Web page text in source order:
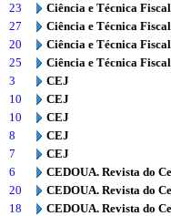
23
Ciência e Técnica Fiscal
27
Ciência e Técnica Fiscal
20
Ciência e Técnica Fiscal
25
Ciência e Técnica Fiscal
3
CEJ
10
CEJ
10
CEJ
8
CEJ
7
CEJ
6
CEDOUA. Revista do
20
CEDOUA. Revista do
18
CEDOUA. Revista do